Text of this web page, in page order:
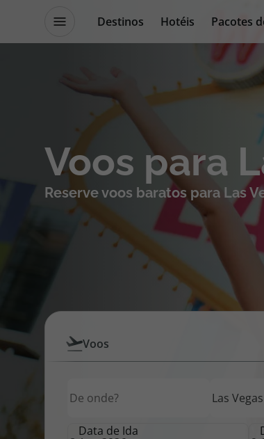
Destinos Hotéis
Pacotes
Promoções
Blog TopViagens
Destinos
Voos
Pacotes de Férias
Disneyland ® Paris
Voos para
Reserve voos baratos para Las
Pesquisar
por
Voos
Voos
Data de Ida